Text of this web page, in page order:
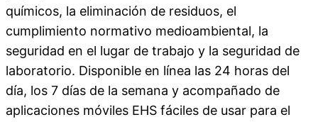
químicos, la eliminación de residuos, el
cumplimiento normativo medioambiental, la
seguridad en el lugar de trabajo y la seguridad de
laboratorio. Disponible en línea las 24 horas del
día, los 7 días de la semana y acompañado de
aplicaciones móviles EHS fáciles de usar para el